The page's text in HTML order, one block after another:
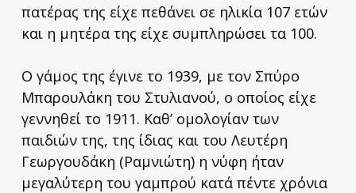
πατέρας της είχε πεθάνει σε ηλικία 107 ετών
και η μητέρα της είχε συμπληρώσει τα 100.
Ο γάμος της έγινε το 1939, με τον Σπύρο
Μπαρουλάκη του Στυλιανού, ο οποίος είχε
γεννηθεί το 1911. Καθ’ ομολογίαν των
παιδιών της, της ίδιας και του Λευτέρη
Γεωργουδάκη (Ραμνιώτη) η νύφη ήταν
μεγαλύτερη του γαμπρού κατά πέντε χρόνια